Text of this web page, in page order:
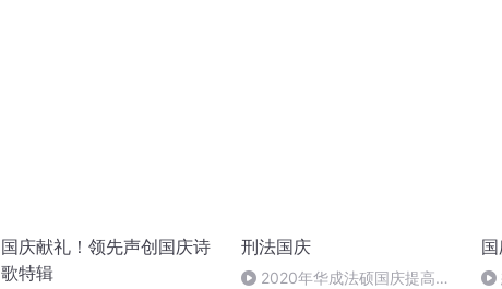
国庆献礼！领先声创国庆诗
歌特辑
刑法国庆
2020年华成法硕国庆提高班